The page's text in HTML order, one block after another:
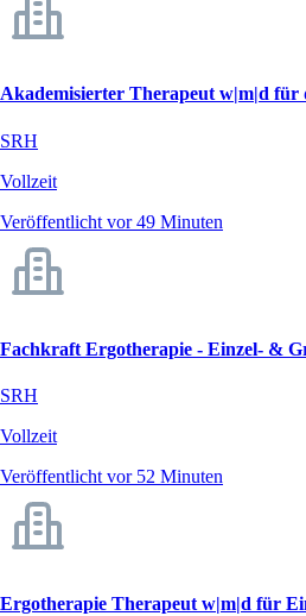
Akademisierter Therapeut w|m|d für
SRH
Vollzeit
Veröffentlicht vor 49 Minuten
Fachkraft Ergotherapie - Einzel- &
SRH
Vollzeit
Veröffentlicht vor 52 Minuten
Ergotherapie Therapeut w|m|d für